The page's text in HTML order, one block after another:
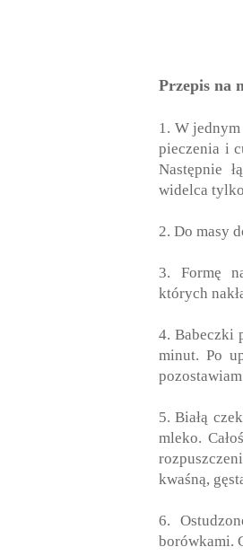
Przepis na
1. W
pieczenia i
Następnie
widelca
2. Do masy
3. Formę
których
4. Babeczki
minut. Po
5. Białą
mleko.
kwaśną,
6.
borówkami.